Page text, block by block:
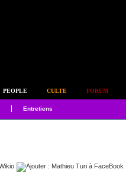
PEOPLE CULTE FORUM
Entretiens